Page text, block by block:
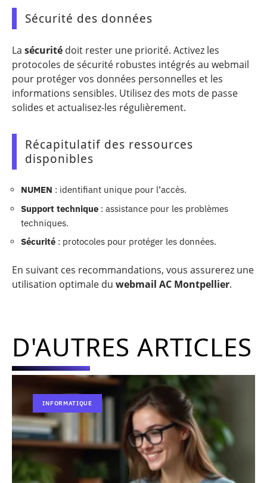
Sécurité des données
La sécurité doit rester une priorité. Activez les
protocoles de sécurité robustes intégrés au webmail
pour protéger vos données personnelles et les
informations sensibles. Utilisez des mots de passe
solides et actualisez-les régulièrement.
Récapitulatif des ressources
disponibles
NUMEN : identifiant unique pour l’accès.
Support technique : assistance pour les problèmes
techniques.
Sécurité : protocoles pour protéger les données.
En suivant ces recommandations, vous assurerez une
utilisation optimale du webmail AC Montpellier.
D'AUTRES ARTICLES
INFORMATIQUE